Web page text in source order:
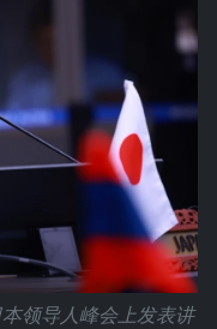
领导人峰会上发表讲